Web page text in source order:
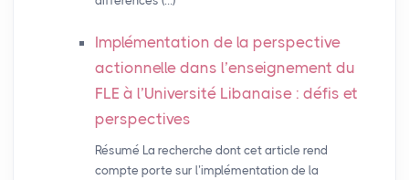
Implémentation de la perspective
actionnelle dans l’enseignement du
FLE à l’Université Libanaise : défis et
perspectives
Résumé La recherche dont cet article rend
compte porte sur l’implémentation de la